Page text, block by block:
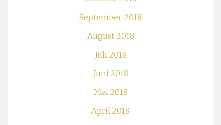
September 2018
August 2018
Juli 2018
Juni 2018
Mai 2018
April 2018